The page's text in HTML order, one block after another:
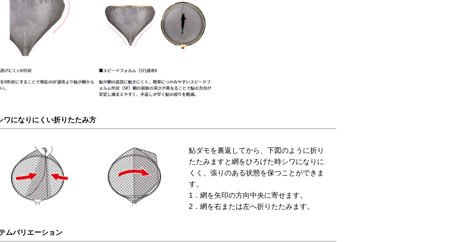
ワになりにくい折りたたみ方
鮎ダモを裏返してから、下図のように折り
たたみますと網をひろげた時シワになりに
くく、張りのある状態を保つことができま
す。
1．網を矢印の方向中央に寄せます。
2．網を右または左へ折りたたみます。
ムバリエーション